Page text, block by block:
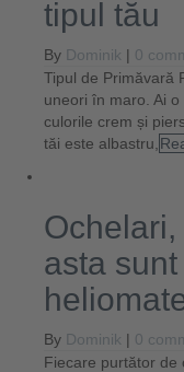
tipul tău
By Dominik | 0
Tipul de Primăvară
uneori în maro. Ai
culorile crem și
tăi este albastru,
asta
By Dominik | 0
Fiecare purtător de